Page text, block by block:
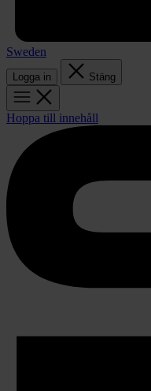
Sweden
Logga in Stäng
Hoppa till innehåll